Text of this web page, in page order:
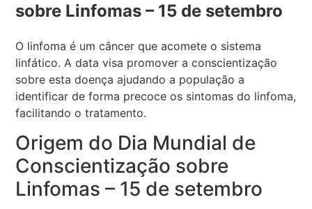
sobre Linfomas – 15 de setembro
O linfoma é um câncer que acomete o sistema
linfático. A data visa promover a conscientização
sobre esta doença ajudando a população a
identificar de forma precoce os sintomas do linfoma,
facilitando o tratamento.
Origem do Dia Mundial de
Conscientização sobre
Linfomas – 15 de setembro